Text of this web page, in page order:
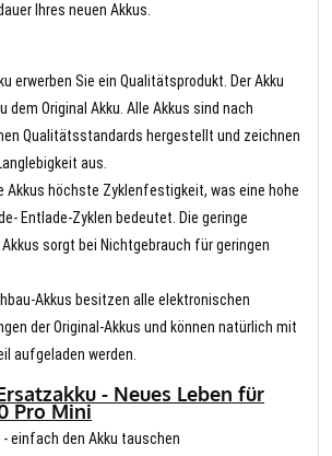
Ihres neuen Akkus.
erwerben Sie ein Qualitätsprodukt. Der Akku
dem Original Akku. Alle Akkus sind nach
Qualitätsstandards hergestellt und zeichnen
aus.
Akkus höchste Zyklenfestigkeit, was eine hohe
Entlade-Zyklen bedeutet. Die geringe
sorgt bei Nichtgebrauch für geringen
Akkus besitzen alle elektronischen
der Original-Akkus und können natürlich mit
aufgeladen werden.
- Neues Leben für
Pro Mini
- einfach den Akku tauschen